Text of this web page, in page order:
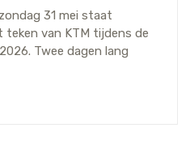
31 mei staat
teken van KTM tijdens de
Twee dagen lang